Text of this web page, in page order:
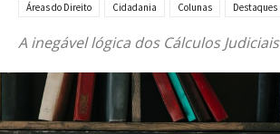
Áreas do Direito Cidadania Colunas Destaques
A inegável lógica dos Cálculos Judiciais